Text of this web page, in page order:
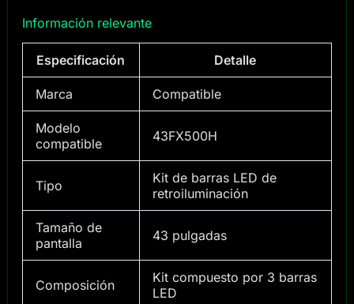
Información relevante
Especificación Detalle
Marca Compatible
Modelo
compatible
43FX500H
Tipo
Kit de barras LED de
retroiluminación
Tamaño de
pantalla
43 pulgadas
Composición
Kit compuesto por 3 barras
LED